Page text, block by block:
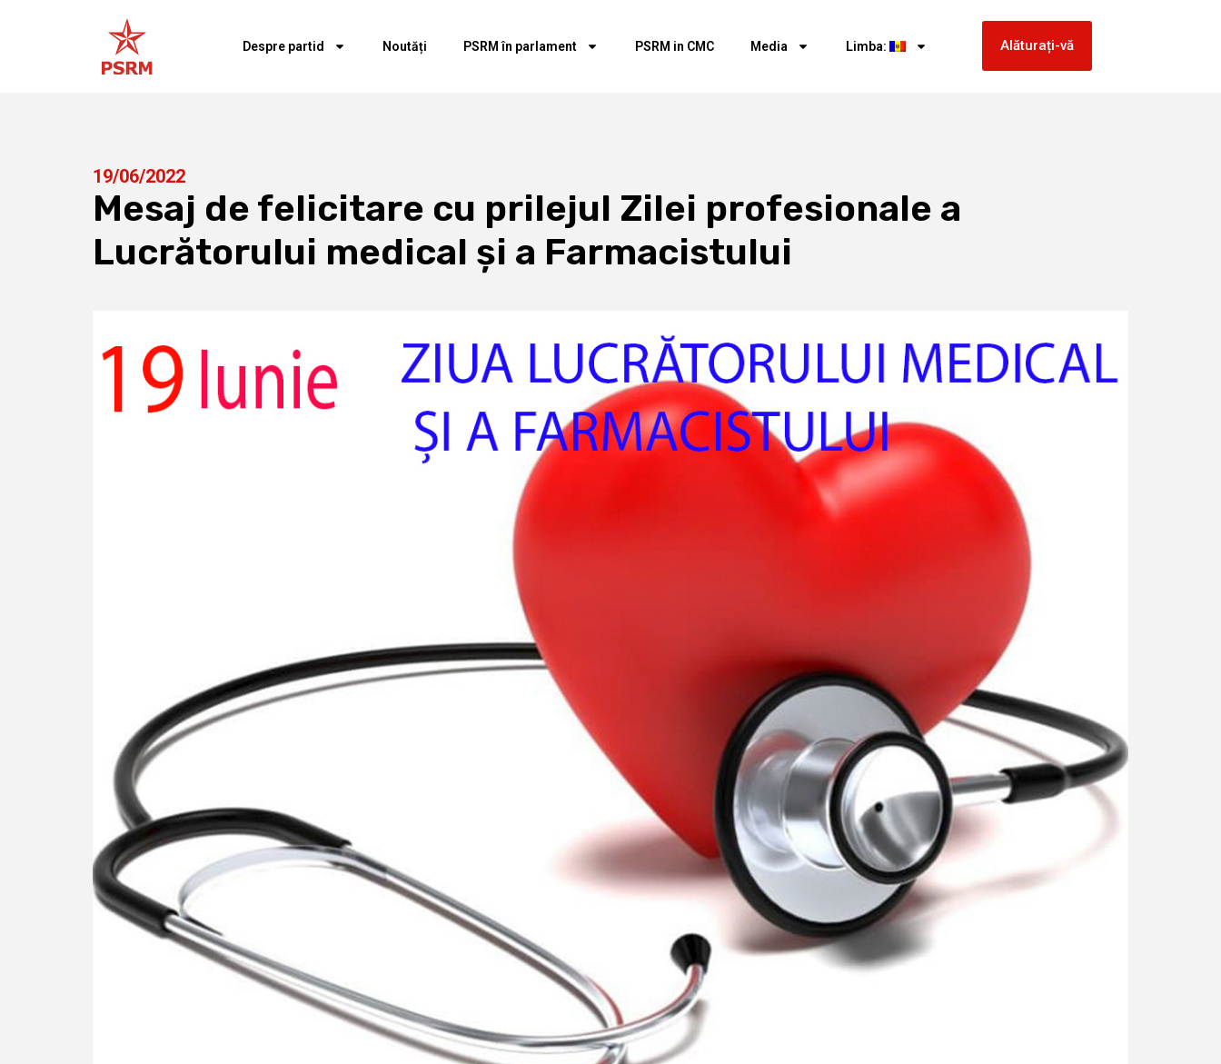
Despre partid Noutăți PSRM în parlament PSRM in CMC Media Limba: Alăturați-vă
19/06/2022
Mesaj de felicitare cu prilejul Zilei profesionale a
Lucrătorului medical și a Farmacistului